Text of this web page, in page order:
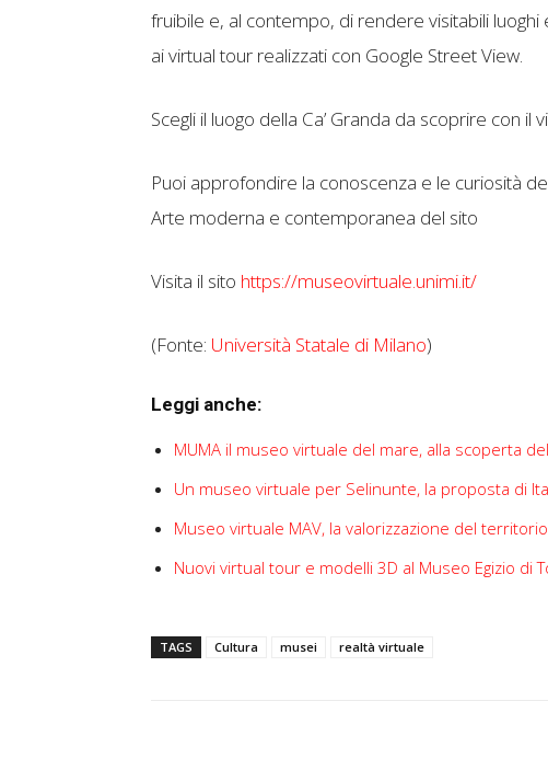
fruibile e, al contempo, di rendere visitabili
ai virtual tour realizzati con Google Street View.
Scegli il luogo della Ca’ Granda da scoprire con il
Puoi approfondire la conoscenza e le curiosità
Arte moderna e contemporanea del sito
Visita il sito https://museovirtuale.unimi.it/
(Fonte: Università Statale di Milano)
Leggi anche:
MUMA il museo virtuale del mare, alla scoperta
Un museo virtuale per Selinunte, la proposta di
Museo virtuale MAV, la valorizzazione del
Nuovi virtual tour e modelli 3D al Museo Egizio di
TAGS Cultura musei realtà virtuale